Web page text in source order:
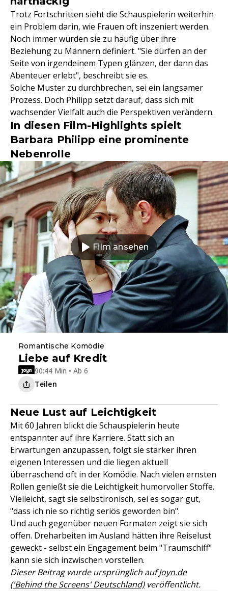
Trotz Fortschritten sieht die Schauspielerin weiterhin
ein Problem darin, wie Frauen oft inszeniert werden.
Noch immer würden sie zu häufig über ihre
Beziehung zu Männern definiert. "Sie dürfen an der
Seite von irgendeinem Typen glänzen, der dann das
Abenteuer erlebt", beschreibt sie es.
Solche Muster zu durchbrechen, sei ein langsamer
Prozess. Doch Philipp setzt darauf, dass sich mit
wachsender Vielfalt auch die Perspektiven verändern.
In diesen Film-Highlights spielt
Barbara Philipp eine prominente
Nebenrolle
Film ansehen
Romantische Komödie
Liebe auf Kredit
90:44 Min • Ab 6
Teilen
Neue Lust auf Leichtigkeit
Mit 60 Jahren blickt die Schauspielerin heute
entspannter auf ihre Karriere. Statt sich an
Erwartungen anzupassen, folgt sie stärker ihren
eigenen Interessen und die liegen aktuell
überraschend oft in der Komödie. Nach vielen ernsten
Rollen genießt sie die Leichtigkeit humorvoller Stoffe.
Vielleicht, sagt sie selbstironisch, sei es sogar gut,
"dass ich nie so richtig seriös geworden bin".
Und auch gegenüber neuen Formaten zeigt sie sich
offen. Dreharbeiten im Ausland hätten ihre Reiselust
geweckt - selbst ein Engagement beim "Traumschiff"
kann sie sich inzwischen vorstellen.
Dieser Beitrag wurde ursprünglich aufJoyn.de
('Behind the Screens' Deutschland)veröffentlicht.